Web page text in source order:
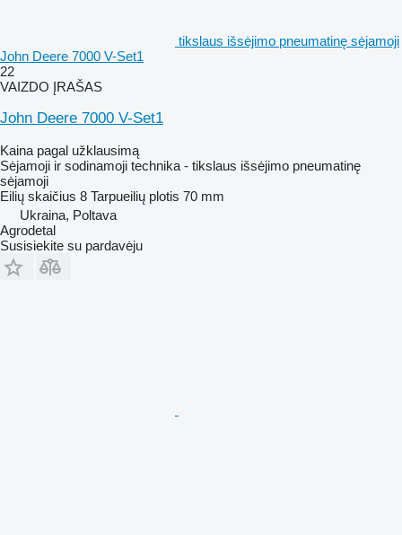
tikslaus išsėjimo pneumatinę sėjamoji
John Deere 7000 V-Set1
22
VAIZDO ĮRAŠAS
John Deere 7000 V-Set1
Kaina pagal užklausimą
Sėjamoji ir sodinamoji technika - tikslaus išsėjimo pneumatinę
sėjamoji
Eilių skaičius 8 Tarpueilių plotis 70 mm
Ukraina, Poltava
Agrodetal
Susisiekite su pardavėju